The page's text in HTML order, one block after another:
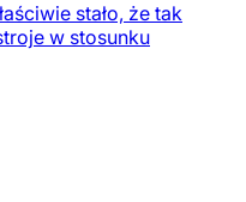
stało, że tak
w stosunku